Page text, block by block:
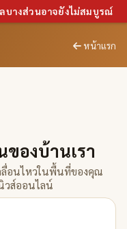
บางส่วนอาจยังไม่สมบูรณ์
หน้าแรก
องบ้านเรา
ลื่อนไหวในพื้นที่ของคุณ
วส์ออนไลน์